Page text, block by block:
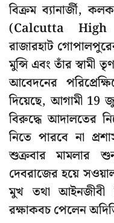
বিক্রম ব্যানার্জী,
(Calcutta High
রাজারহাট
মুন্সি এবং তাঁর স্বামী
আবেদনের
দিয়েছে, আগামী 19
বিরুদ্ধে আদালতের
নিতে পারবে না
শুক্রবার মামলার
দেবরাজের হয়ে
মুখ তথা আইনজীবী
রক্ষাকবচ পেলেন